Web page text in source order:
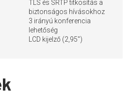
TLS és SRTP titkosítás a
biztonságos hívásokhoz
3 irányú konferencia
lehetőség
LCD kijelző (2,95")